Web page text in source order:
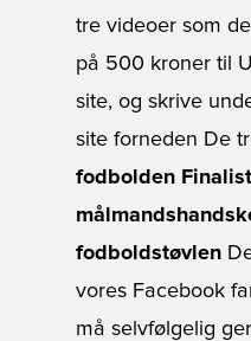
tre videoer som
på 500 kroner til
site, og skrive
site forneden De
fodbolden
fodboldstøvlen
vores Facebook
må selvfølgelig